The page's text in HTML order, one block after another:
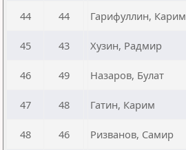
44 44 Гарифуллин, Карим
45 43 Хузин, Радмир
46 49 Назаров, Булат
47 48 Гатин, Карим
48 46 Ризванов, Самир